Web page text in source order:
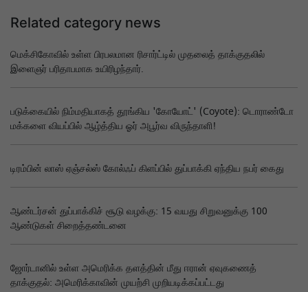
Related category news
மெக்சிகோவில் உள்ள பிரபலமான ரிசார்ட்டில் முதலைத் தாக்குதலில்
இளைஞர் பரிதாபமாக உயிரிழந்தார்.
படுக்கையில் நிம்மதியாகத் தூங்கிய 'கோயோட்' (Coyote): டொராண்டோ
மக்களை வியப்பில் ஆழ்த்திய ஓர் அபூர்வ விருந்தாளி!
டிரம்பின் லாஸ் ஏஞ்சல்ஸ் கோல்ஃப் கிளப்பில் துப்பாக்கி ஏந்திய நபர் கைது
ஆண்டர்சன் துப்பாக்கிச் சூடு வழக்கு: 15 வயது சிறுவனுக்கு 100
ஆண்டுகள் சிறைத்தண்டனை
ஜோர்டானில் உள்ள அமெரிக்க தளத்தின் மீது ஈரான் ஏவுகணைத்
தாக்குதல்: அமெரிக்காவின் முயற்சி முறியடிக்கப்பட்டது